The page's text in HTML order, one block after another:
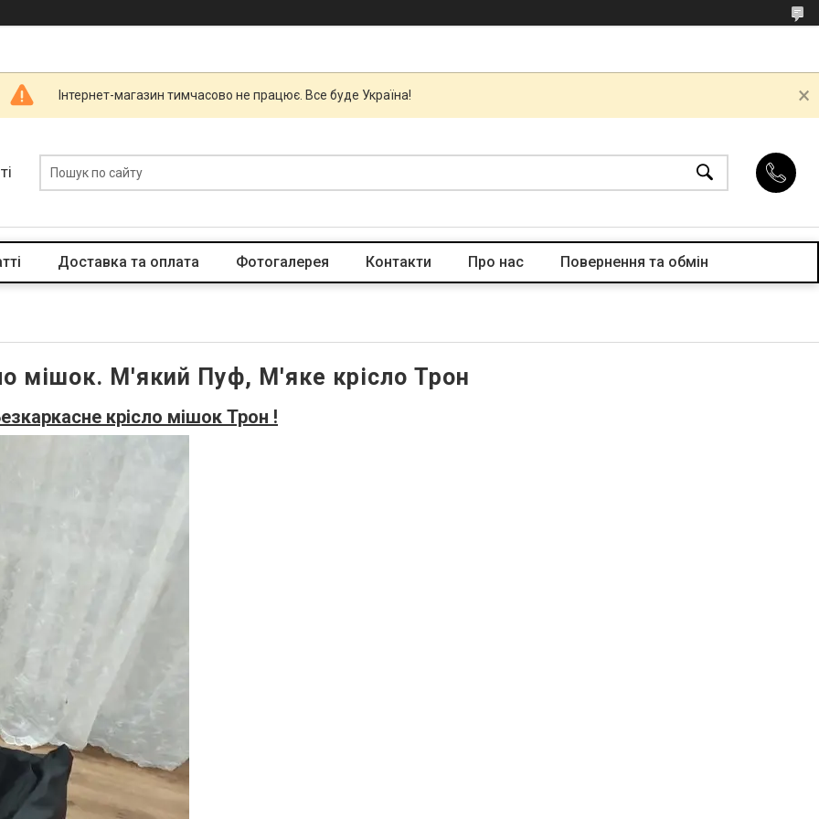
Інтернет-магазин тимчасово не працює. Все буде Україна!
Доставка та оплата Фотогалерея Контакти Про нас Повернення та обмін
мішок. М'який Пуф, М'яке крісло Трон
крісло мішок Трон !